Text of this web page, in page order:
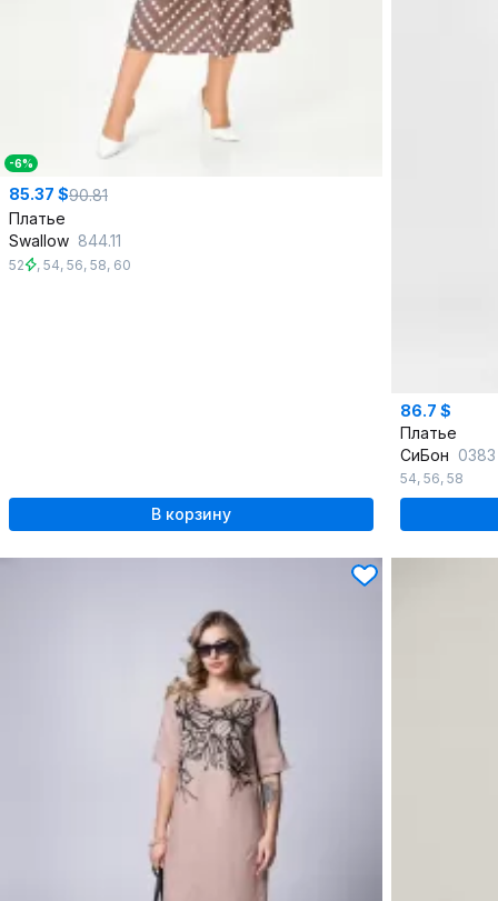
-6%
85.37 $90.81
Платье
Swallow 844.11
52 , 54, 56, 58, 60
В корзину
86.7 $
Платье
СиБон
54, 56, 58